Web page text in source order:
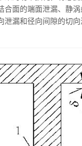
合面的端面泄漏、静
泄漏和径向间隙的切